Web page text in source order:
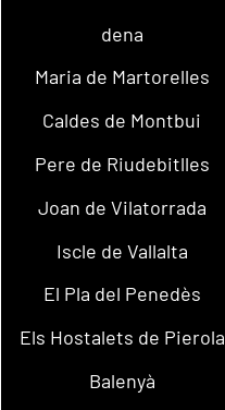
dena
Maria de Martorelles
Caldes de Montbui
Pere de Riudebitlles
Joan de Vilatorrada
Iscle de Vallalta
El Pla del Penedès
Els Hostalets de Pierola
Balenyà